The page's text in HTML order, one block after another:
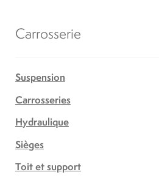
Carrosserie
Suspension
Carrosseries
Hydraulique
Sièges
Toit et support